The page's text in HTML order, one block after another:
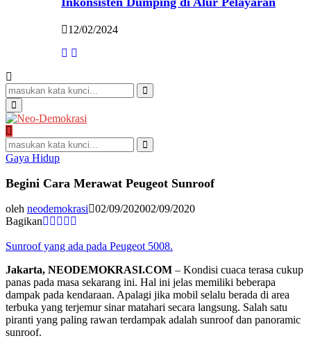
12/02/2024
Search
for:
Search
Primary
Menu
Search
for:
Search
Gaya Hidup
Begini Cara Merawat Peugeot Sunroof
oleh neodemokrasi 02/09/202002/09/2020
Bagikan
Sunroof yang ada pada Peugeot 5008.
Jakarta, NEODEMOKRASI.COM – Kondisi cuaca terasa cukup
panas pada masa sekarang ini. Hal ini jelas memiliki beberapa
dampak pada kendaraan. Apalagi jika mobil selalu berada di area
terbuka yang terjemur sinar matahari secara langsung. Salah satu
piranti yang paling rawan terdampak adalah sunroof dan panoramic
sunroof.